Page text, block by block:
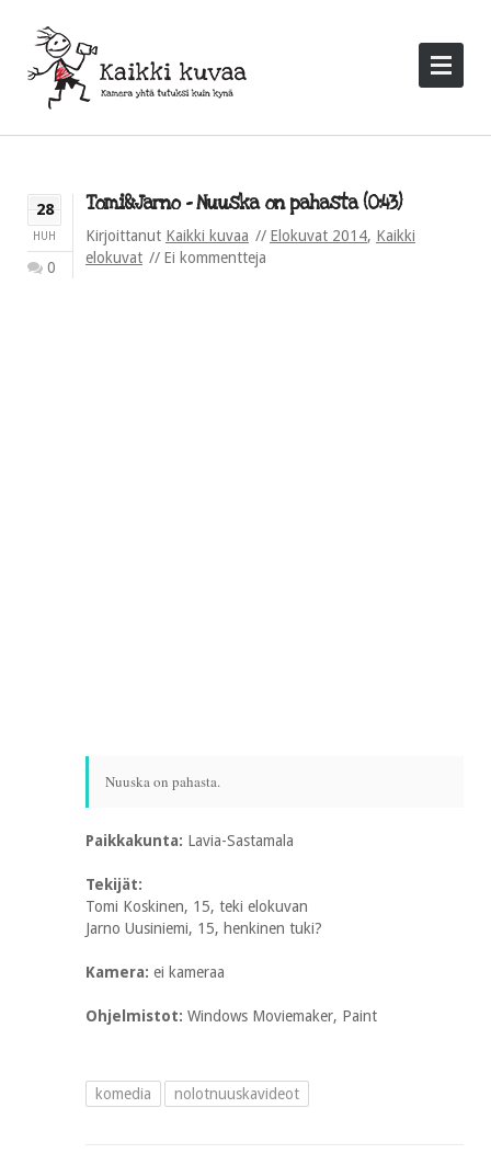
28
HUH
0
Tomi&Jarno – Nuuska on pahasta (0:43)
Kirjoittanut Kaikki kuvaa Elokuvat 2014, Kaikki
elokuvat
Ei kommentteja
Nuuska on pahasta.
Paikkakunta: Lavia-Sastamala
Tekijät:
Tomi Koskinen, 15, teki elokuvan
Jarno Uusiniemi, 15, henkinen tuki?
Kamera: ei kameraa
Ohjelmistot: Windows Moviemaker, Paint
komedia nolotnuuskavideot